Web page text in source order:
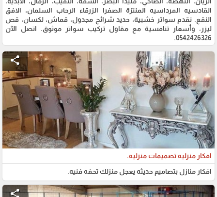
القادسيه المرداسيه المنتزة الصفرا الزرقاء الرحاب السلمان، الافق
النقع. نقدم سواتر خشبية، حديد شرائح مجدول، قماش، لكسان، قص
ليزر، وأسعار تنافسية مع مقاول تركيب سواتر موثوق. اتصل الآن
0542426326.
share
افكار منزليه تصميمات منزليه.
افكار منازل بتصاميم حديثه يعجل منزلك تحفه فنيه.
share